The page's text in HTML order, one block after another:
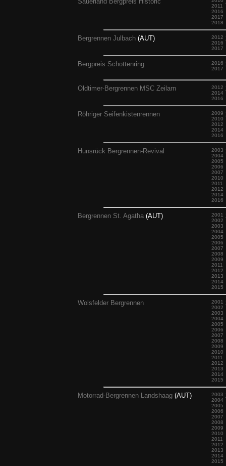
2011
2016
2017
2018
Bergrennen Julbach (AUT)
2012
2016
2017
Bergpreis Schottenring
2016
2017
Oldtimer-Bergrennen MSC Zeilarn
2012
2014
2016
Röhriger Seifenkistenrennen
2009
2010
2012
2014
2016
Hunsrück Bergrennen-Revival
2003
2004
2005
2006
2007
2010
2011
2012
2014
2016
Bergrennen St. Agatha (AUT)
2001
2002
2003
2004
2005
2006
2007
2008
2009
2011
2012
2013
2014
2015
Wolsfelder Bergrennen
2001
2002
2003
2004
2005
2006
2007
2008
2009
2010
2011
2012
2013
2014
2015
Motorrad-Bergrennen Landshaag (AUT)
2003
2004
2005
2006
2007
2008
2009
2010
2011
2012
2013
2014
2015